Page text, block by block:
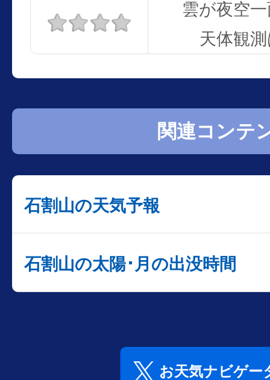
雲が夜空
天体観
関連コンテ
石割山の天気予報
石割山の太陽･月の出没時間
お天気ナビゲー